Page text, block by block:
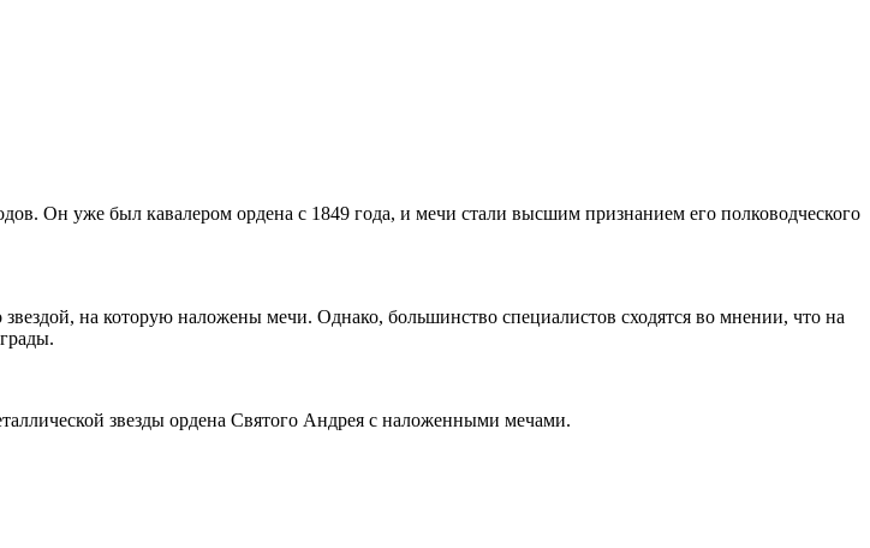
Он уже был кавалером ордена с 1849 года, и мечи стали высшим признанием его полководческого
на которую наложены мечи. Однако, большинство специалистов сходятся во мнении, что на
звезды ордена Святого Андрея с наложенными мечами.